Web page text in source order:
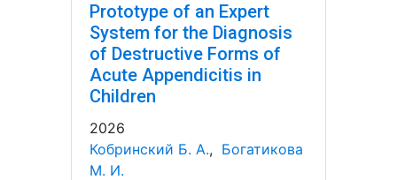
Prototype of an Expert
System for the Diagnosis
of Destructive Forms of
Acute Appendicitis in
Children
2026
Кобринский Б. А., Богатикова
М. И.